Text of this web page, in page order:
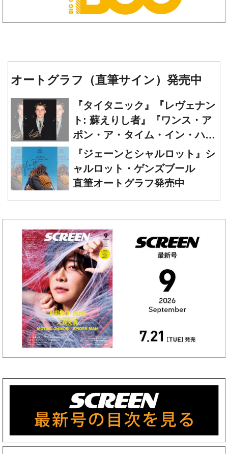
オートグラフ（直筆サイン）発売中
『タイタニック』『レヴェナン
ト: 蘇えりし者』『ワンス・ア
ポン・ア・タイム・イン・ハリ
ウッド』レオナルド・ディカプ
リオ 直筆オートグラフ発売中
『ジェーンとシャルロット』シ
ャルロット・ゲンズブール
直筆オートグラフ発売中